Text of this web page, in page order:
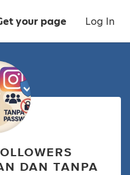
your page Log In
DAN TANPA